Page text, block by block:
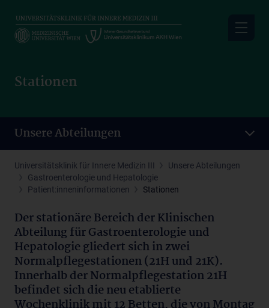
main
Stationen
Unsere Abteilungen
Universitätsklinik für Innere Medizin III
Unsere Abteilungen
Gastroenterologie und Hepatologie
Patient:inneninformationen
Stationen
Der stationäre Bereich der Klinischen
Abteilung für Gastroenterologie und
Hepatologie gliedert sich in zwei
Normalpflegestationen (21H und 21K).
Innerhalb der Normalpflegestation 21H
befindet sich die neu etablierte